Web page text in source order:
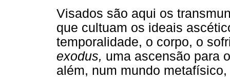
Visados são aqui os
que cultuam os ideais
temporalidade, o corpo, o
exodus, uma ascensão para
além, num mundo